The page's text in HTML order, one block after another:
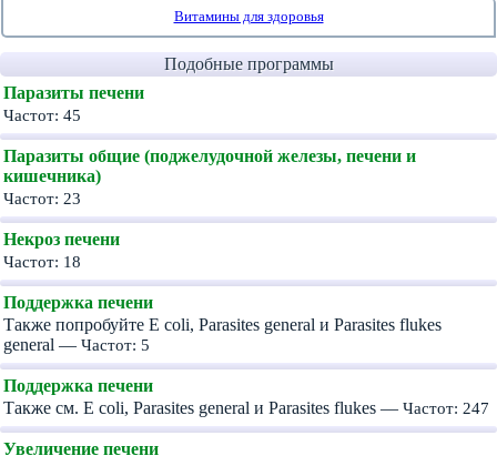
Витамины для здоровья
Подобные программы
Паразиты печени
Частот: 45
Паразиты общие (поджелудочной железы, печени и
кишечника)
Частот: 23
Некроз печени
Частот: 18
Поддержка печени
Также попробуйте E coli, Parasites general и Parasites flukes
general — Частот: 5
Поддержка печени
Также см. E coli, Parasites general и Parasites flukes — Частот: 247
Увеличение печени